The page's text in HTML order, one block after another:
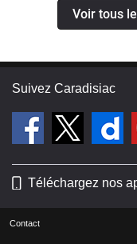
Voir tous
Suivez Caradisiac
Téléchargez nos
Contact